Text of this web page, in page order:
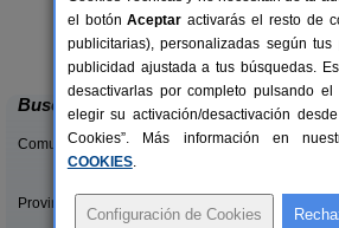
Camping Alquézar
Alquézar (Huesca)
Buscar
Comunidades:
Provincias/Islas:
el botónAceptar activarás el resto de
publicitarias), personalizadas según
publicidad ajustada a tus búsquedas.
desactivarlas por completo pulsando el
elegir su activación/desactivación
Cookies”. Más información en
COOKIES.